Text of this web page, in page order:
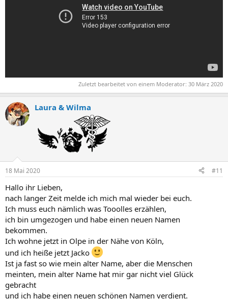
Zuletzt bearbeitet von einem Moderator: 30 März 2020
Laura & Wilma
18 Mai 2020 #11
Hallo ihr Lieben,
nach langer Zeit melde ich mich mal wieder bei euch.
Ich muss euch nämlich was Tooolles erzählen,
ich bin umgezogen und habe einen neuen Namen
bekommen.
Ich wohne jetzt in Olpe in der Nähe von Köln,
und ich heiße jetzt Jacko
Ist ja fast so wie mein alter Name, aber die Menschen
meinten, mein alter Name hat mir gar nicht viel Glück
gebracht
und ich habe einen neuen schönen Namen verdient.